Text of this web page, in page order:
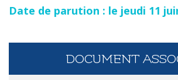
Date de parution : le jeudi 11
DOCUMENT